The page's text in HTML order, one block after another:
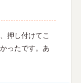
押し付けてこ
ったです。あ